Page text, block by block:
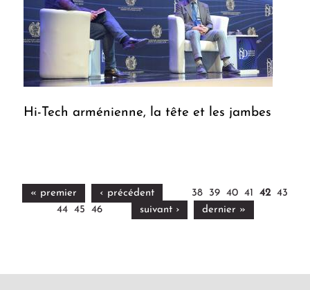
Hi-Tech arménienne, la tête et les jambes
« premier ‹ précédent 38 39 40 41 42 43
44
45 46 suivant › dernier »